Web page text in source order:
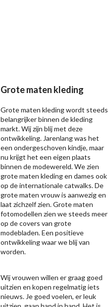
Grote maten kleding
Grote maten kleding wordt steeds
belangrijker binnen de kleding
markt. Wij zijn blij met deze
ontwikkeling. Jarenlang was het
een ondergeschoven kindje, maar
nu krijgt het een eigen plaats
binnen de modewereld. We zien
grote maten kleding en dames ook
op de internationale catwalks. De
grote maten vrouw is aanwezig en
laat zichzelf zien. Grote maten
fotomodellen zien we steeds meer
op de covers van grote
modebladen. Een positieve
ontwikkeling waar we blij van
worden.
Wij vrouwen willen er graag goed
uitzien en kopen regelmatig iets
nieuws. Je goed voelen, er leuk